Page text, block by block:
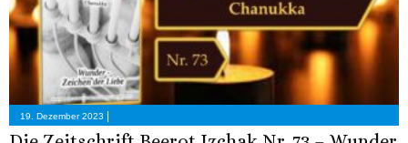
19. Dezember 2023